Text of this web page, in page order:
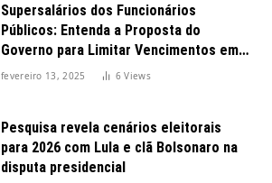
Supersalários dos Funcionários
Públicos: Entenda a Proposta do
Governo para Limitar Vencimentos em
2025
fevereiro 13, 2025 6Views
Pesquisa revela cenários eleitorais
para 2026 com Lula e clã Bolsonaro na
disputa presidencial